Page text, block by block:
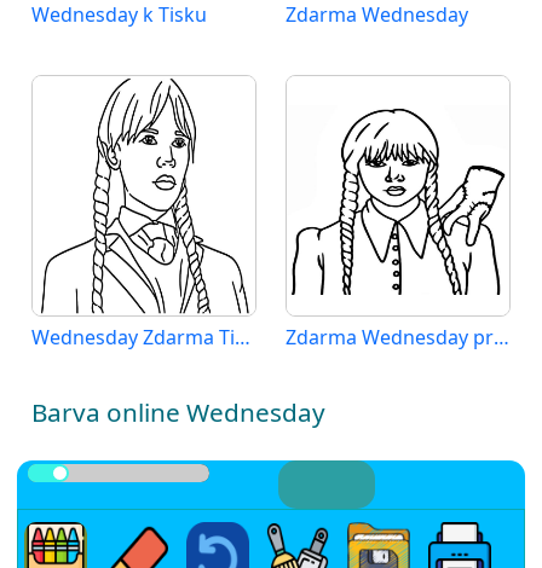
Wednesday k Tisku Zdarma Wednesday
Wednesday Zdarma Tisknutelný Zdarma Wednesday pro Malé Děti
Barva online Wednesday